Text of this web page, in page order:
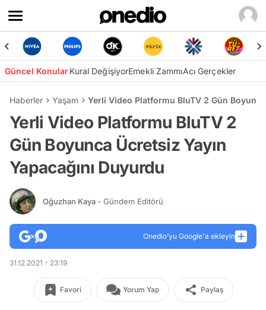
Güncel KonularKural DeğişiyorEmekli ZammıAcı Gerçekler
Haberler Yaşam Yerli Video Platformu BluTV 2 Gün
Yerli Video Platformu BluTV 2
Gün Boyunca Ücretsiz Yayın
Yapacağını Duyurdu
Oğuzhan Kaya - Gündem Editörü
Onedio’yu Google'a ekleyin
31.12.2021 - 23:19
Favori Yorum Yap Paylaş